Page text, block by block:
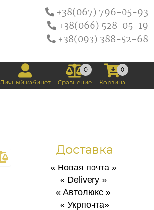
+38(067) 796-05-93
+38(066) 528-05-19
+38(093) 388-52-68
Личный кабинет
0
Сравнение
0
Корзина
Доставка
« Новая почта »
« Delivery »
« Автолюкс»
« Укрпочта»